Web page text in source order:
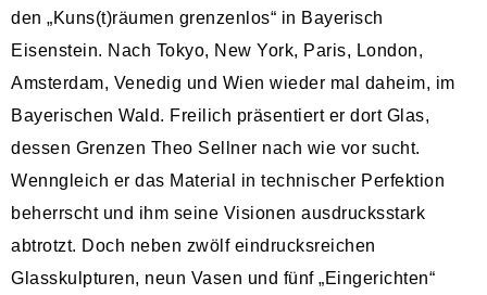
den „Kuns(t)räumen grenzenlos“ in Bayerisch
Eisenstein. Nach Tokyo, New York, Paris, London,
Amsterdam, Venedig und Wien wieder mal daheim, im
Bayerischen Wald. Freilich präsentiert er dort Glas,
dessen Grenzen Theo Sellner nach wie vor sucht.
Wenngleich er das Material in technischer Perfektion
beherrscht und ihm seine Visionen ausdrucksstark
abtrotzt. Doch neben zwölf eindrucksreichen
Glasskulpturen, neun Vasen und fünf „Eingerichten“